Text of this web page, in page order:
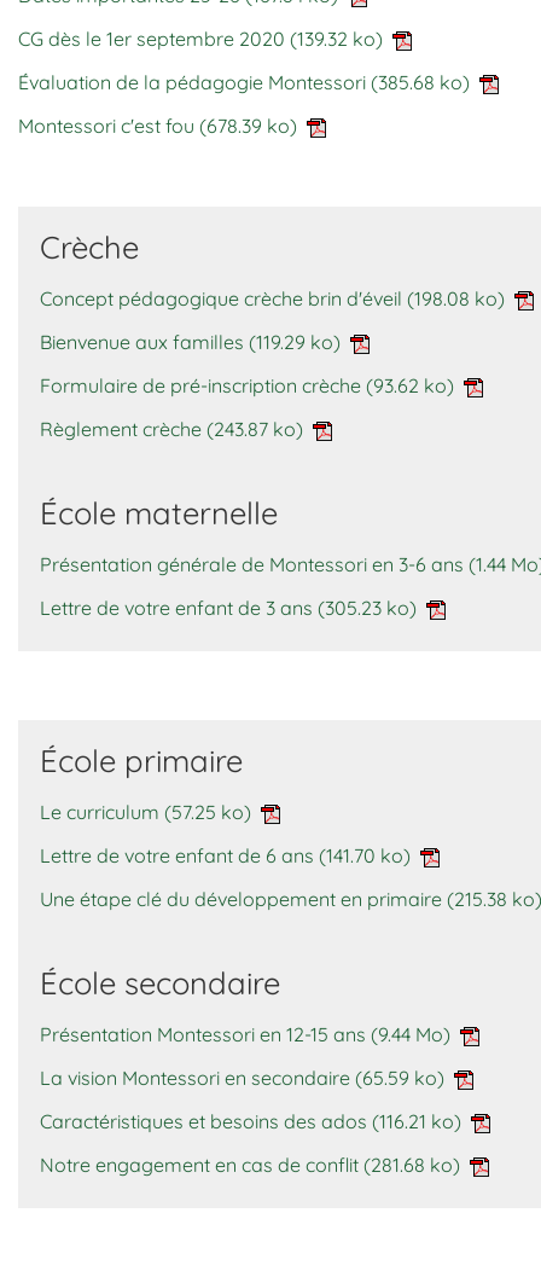
CG dès le 1er septembre 2020 (139.32 ko)
Évaluation de la pédagogie Montessori (385.68 ko)
Montessori c'est fou (678.39 ko)
Crèche
Concept pédagogique crèche brin d'éveil (198.08 ko)
Bienvenue aux familles (119.29 ko)
Formulaire de pré-inscription crèche (93.62 ko)
Règlement crèche (243.87 ko)
École maternelle
Présentation générale de Montessori en 3-6 ans (1.44
Lettre de votre enfant de 3 ans (305.23 ko)
École primaire
Le curriculum (57.25 ko)
Lettre de votre enfant de 6 ans (141.70 ko)
Une étape clé du développement en primaire (215.38 ko)
École secondaire
Présentation Montessori en 12-15 ans (9.44 Mo)
La vision Montessori en secondaire (65.59 ko)
Caractéristiques et besoins des ados (116.21 ko)
Notre engagement en cas de conflit (281.68 ko)